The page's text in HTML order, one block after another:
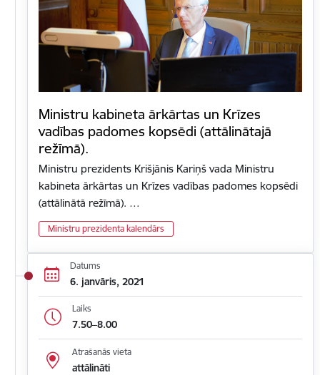
Ministru kabineta ārkārtas un Krīzes
vadības padomes kopsēdi (attālinātajā
režīmā).
Ministru prezidents Krišjānis Kariņš vada Ministru
kabineta ārkārtas un Krīzes vadības padomes kopsēdi
(attālinātā režīmā). …
Ministru prezidenta kalendārs
Datums
6. janvāris, 2021
Laiks
7.50–8.00
Atrašanās vieta
attālināti